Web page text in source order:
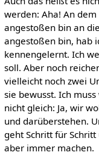
werden: Aha! An
angestoßen bin an
angestoßen bin, hab
kennengelernt. Ich
soll. Aber noch
vielleicht noch zwei
sie bewusst. Ich
nicht gleich: Ja, wir
und darüberstehen.
geht Schritt für
aber immer machen.